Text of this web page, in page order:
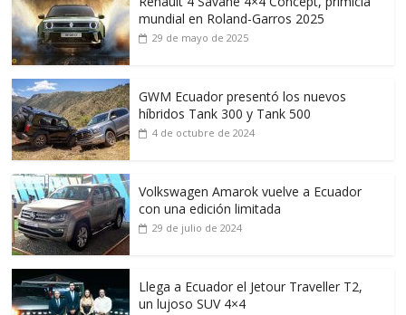
mundial en Roland-Garros 2025
29 de mayo de 2025
GWM Ecuador presentó los nuevos
híbridos Tank 300 y Tank 500
4 de octubre de 2024
Volkswagen Amarok vuelve a Ecuador
con una edición limitada
29 de julio de 2024
Llega a Ecuador el Jetour Traveller T2,
un lujoso SUV 4×4